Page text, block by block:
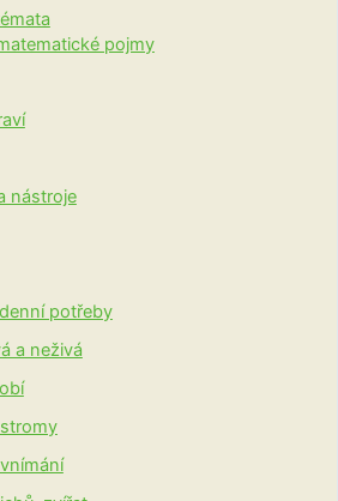
pojmy
nástroje
potřeby
a neživá